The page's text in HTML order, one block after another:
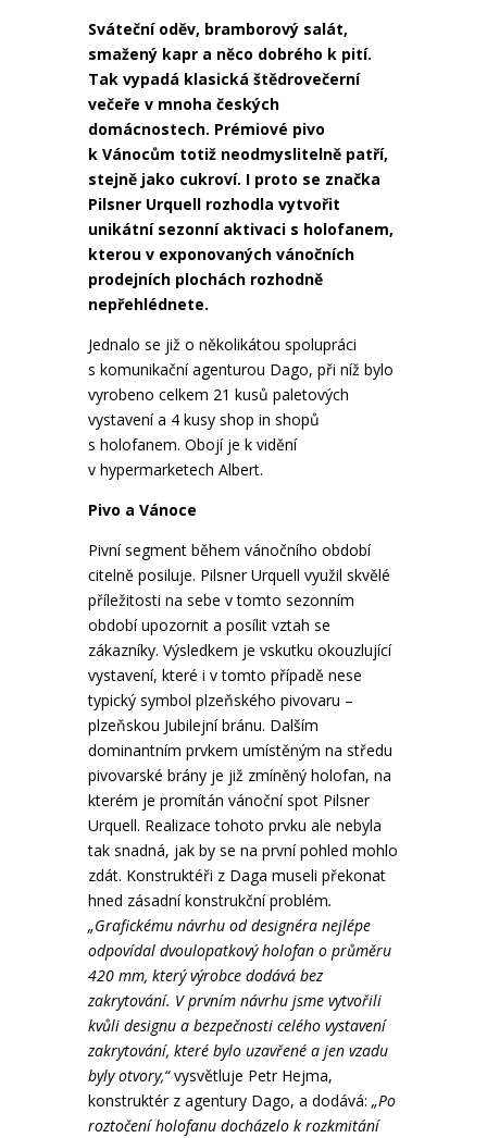
Sváteční oděv, bramborový salát,
smažený kapr a něco dobrého k pití.
Tak vypadá klasická štědrovečerní
večeře v mnoha českých
domácnostech. Prémiové pivo
k Vánocům totiž neodmyslitelně patří,
stejně jako cukroví. I proto se značka
Pilsner Urquell rozhodla vytvořit
unikátní sezonní aktivaci s holofanem,
kterou v exponovaných vánočních
prodejních plochách rozhodně
nepřehlédnete.
Jednalo se již o několikátou spolupráci
s komunikační agenturou Dago, při níž bylo
vyrobeno celkem 21 kusů paletových
vystavení a 4 kusy shop in shopů
s holofanem. Obojí je k vidění
v hypermarketech Albert.
Pivo a Vánoce
Pivní segment během vánočního období
citelně posiluje. Pilsner Urquell využil skvělé
příležitosti na sebe v tomto sezonním
období upozornit a posílit vztah se
zákazníky. Výsledkem je vskutku okouzlující
vystavení, které i v tomto případě nese
typický symbol plzeňského pivovaru –
plzeňskou Jubilejní bránu. Dalším
dominantním prvkem umístěným na středu
pivovarské brány je již zmíněný holofan, na
kterém je promítán vánoční spot Pilsner
Urquell. Realizace tohoto prvku ale nebyla
tak snadná, jak by se na první pohled mohlo
zdát. Konstruktéři z Daga museli překonat
hned zásadní konstrukční problém.
„Grafickému návrhu od designéra nejlépe
odpovídal dvoulopatkový holofan o průměru
420 mm, který výrobce dodává bez
zakrytování. V prvním návrhu jsme vytvořili
kvůli designu a bezpečnosti celého vystavení
zakrytování, které bylo uzavřené a jen vzadu
byly otvory,“vysvětluje Petr Hejma,
konstruktér z agentury Dago, a dodává: „Po
roztočení holofanu docházelo k rozkmitání